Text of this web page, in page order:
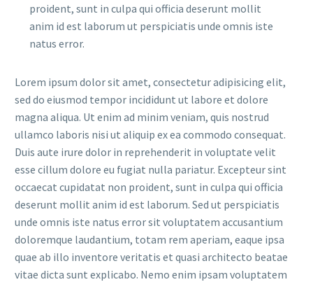
proident, sunt in culpa qui officia deserunt mollit
anim id est laborum ut perspiciatis unde omnis iste
natus error.
Lorem ipsum dolor sit amet, consectetur adipisicing elit,
sed do eiusmod tempor incididunt ut labore et dolore
magna aliqua. Ut enim ad minim veniam, quis nostrud
ullamco laboris nisi ut aliquip ex ea commodo consequat.
Duis aute irure dolor in reprehenderit in voluptate velit
esse cillum dolore eu fugiat nulla pariatur. Excepteur sint
occaecat cupidatat non proident, sunt in culpa qui officia
deserunt mollit anim id est laborum. Sed ut perspiciatis
unde omnis iste natus error sit voluptatem accusantium
doloremque laudantium, totam rem aperiam, eaque ipsa
quae ab illo inventore veritatis et quasi architecto beatae
vitae dicta sunt explicabo. Nemo enim ipsam voluptatem